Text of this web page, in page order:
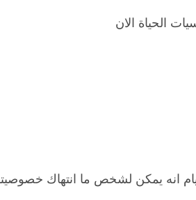
الحياة الان
انه يمكن لشخص ما انتهاك